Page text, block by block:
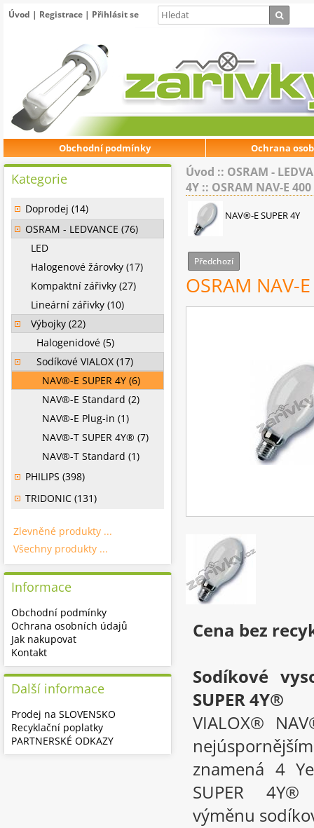
Úvod | Registrace | Přihlásit se
Obchodní podmínky Ochrana
Úvod :: OSRAM -
4Y :: OSRAM NAV-E 400
NAV®-E SUPER 4Y
Předchozí
OSRAM NAV-
Cena bez
Sodíkové
SUPER 4Y®
VIALOX®
znamená 4
SUPER
výměnu
Kategorie
Doprodej (14)
OSRAM - LEDVANCE (76)
LED
Halogenové žárovky (17)
Kompaktní zářivky (27)
Lineární zářivky (10)
Výbojky (22)
Halogenidové (5)
Sodíkové VIALOX (17)
NAV®-E SUPER 4Y (6)
NAV®-E Standard (2)
NAV®-E Plug-in (1)
NAV®-T SUPER 4Y® (7)
NAV®-T Standard (1)
PHILIPS (398)
TRIDONIC (131)
Zlevněné produkty ...
Všechny produkty ...
Informace
Obchodní podmínky
Ochrana osobních údajů
Jak nakupovat
Kontakt
Další informace
Prodej na SLOVENSKO
Recyklační poplatky
PARTNERSKÉ ODKAZY